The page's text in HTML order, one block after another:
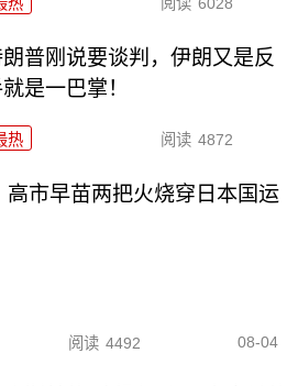
普刚说要谈判，伊朗又是反
是一巴掌！
热 阅读 4872
市早苗两把火烧穿日本国运
阅读 4492 08-04